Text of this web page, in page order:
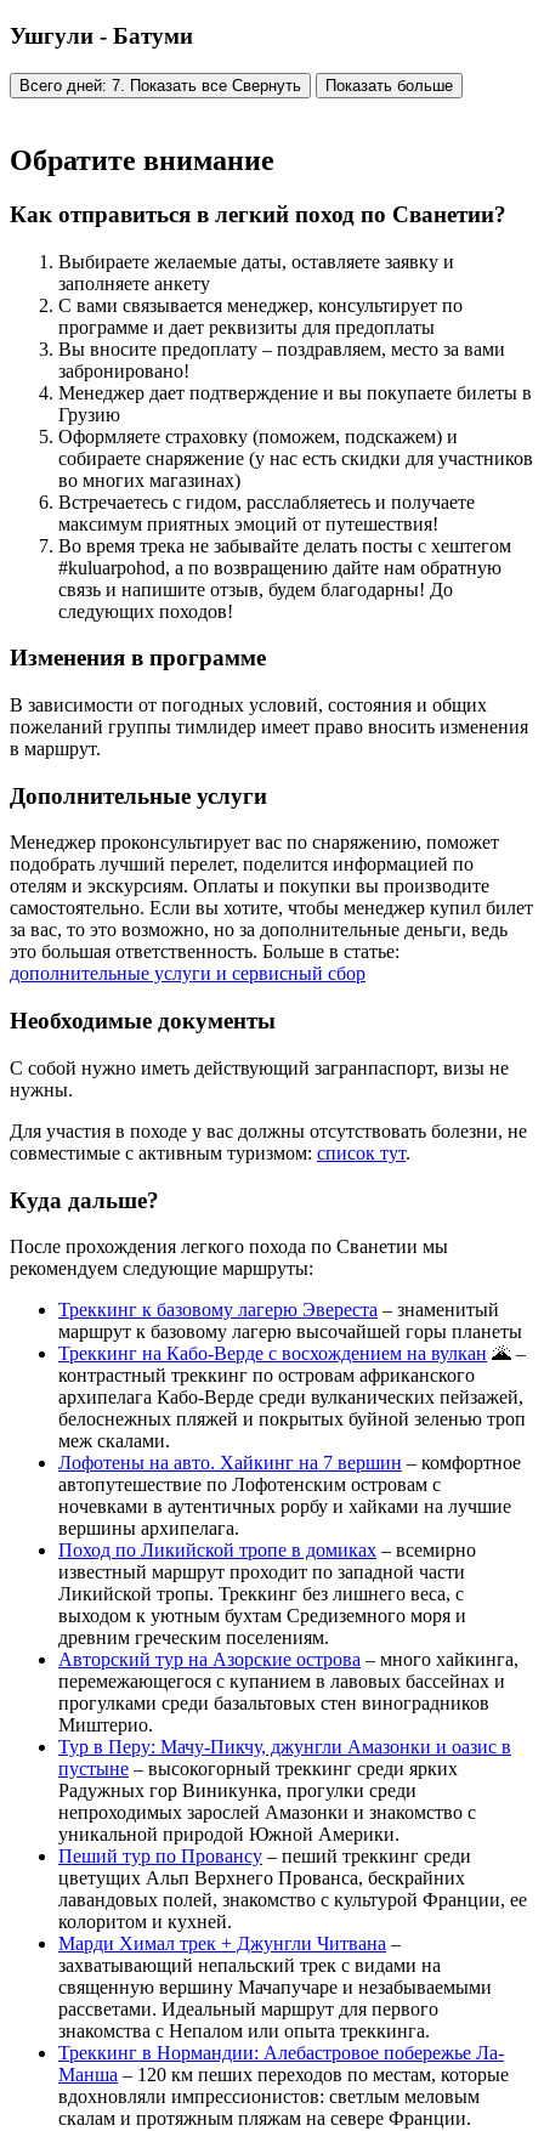
Ушгули - Батуми
Всего дней: 7. Показать все Свернуть Показать больше
Обратите внимание
Как отправиться в легкий поход по Сванетии?
Выбираете желаемые даты, оставляете заявку и
заполняете анкету
С вами связывается менеджер, консультирует по
программе и дает реквизиты для предоплаты
Вы вносите предоплату – поздравляем, место за вами
забронировано!
Менеджер дает подтверждение и вы покупаете билеты в
Грузию
Оформляете страховку (поможем, подскажем) и
собираете снаряжение (у нас есть скидки для участников
во многих магазинах)
Встречаетесь с гидом, расслабляетесь и получаете
максимум приятных эмоций от путешествия!
Во время трека не забывайте делать посты с хештегом
#kuluarpohod, а по возвращению дайте нам обратную
связь и напишите отзыв, будем благодарны! До
следующих походов!
Изменения в программе
В зависимости от погодных условий, состояния и общих
пожеланий группы тимлидер имеет право вносить изменения
в маршрут.
Дополнительные услуги
Менеджер проконсультирует вас по снаряжению, поможет
подобрать лучший перелет, поделится информацией по
отелям и экскурсиям. Оплаты и покупки вы производите
самостоятельно. Если вы хотите, чтобы менеджер купил билет
за вас, то это возможно, но за дополнительные деньги, ведь
это большая ответственность. Больше в статье:
дополнительные услуги и сервисный сбор
Необходимые документы
С собой нужно иметь действующий загранпаспорт, визы не
нужны.
Для участия в походе у вас должны отсутствовать болезни, не
совместимые с активным туризмом: список тут.
Куда дальше?
После прохождения легкого похода по Сванетии мы
рекомендуем следующие маршруты:
Треккинг к базовому лагерю Эвереста – знаменитый
маршрут к базовому лагерю высочайшей горы планеты
Треккинг на Кабо-Верде с восхождением на вулкан 🌋 –
контрастный треккинг по островам африканского
архипелага Кабо-Верде среди вулканических пейзажей,
белоснежных пляжей и покрытых буйной зеленью троп
меж скалами.
Лофотены на авто. Хайкинг на 7 вершин – комфортное
автопутешествие по Лофотенским островам с
ночевками в аутентичных рорбу и хайками на лучшие
вершины архипелага.
Поход по Ликийской тропе в домиках – всемирно
известный маршрут проходит по западной части
Ликийской тропы. Треккинг без лишнего веса, с
выходом к уютным бухтам Средиземного моря и
древним греческим поселениям.
Авторский тур на Азорские острова – много хайкинга,
перемежающегося с купанием в лавовых бассейнах и
прогулками среди базальтовых стен виноградников
Миштерио.
Тур в Перу: Мачу-Пикчу, джунгли Амазонки и оазис в
пустыне – высокогорный треккинг среди ярких
Радужных гор Виникунка, прогулки среди
непроходимых зарослей Амазонки и знакомство с
уникальной природой Южной Америки.
Пеший тур по Провансу – пеший треккинг среди
цветущих Альп Верхнего Прованса, бескрайних
лавандовых полей, знакомство с культурой Франции, ее
колоритом и кухней.
Марди Химал трек + Джунгли Читвана –
захватывающий непальский трек с видами на
священную вершину Мачапучаре и незабываемыми
рассветами. Идеальный маршрут для первого
знакомства с Непалом или опыта треккинга.
Треккинг в Нормандии: Алебастровое побережье Ла-
Манша – 120 км пеших переходов по местам, которые
вдохновляли импрессионистов: светлым меловым
скалам и протяжным пляжам на севере Франции.